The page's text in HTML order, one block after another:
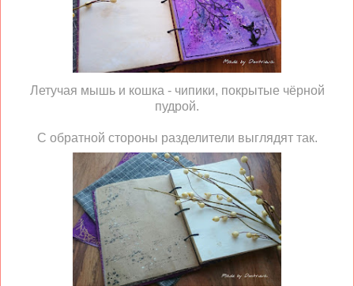
Летучая мышь и кошка - чипики, покрытые чёрной
пудрой.
С обратной стороны разделители выглядят так.